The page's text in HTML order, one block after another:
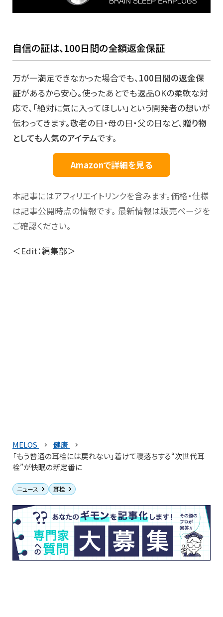
自信の証は、100日間の全額返金保証
万が一満足できなかった場合でも、100日間の返金保
証があるから安心。使ったあとでも返品OKの柔軟な対
応で、「絶対に気に入ってほしい」という開発者の想いが
伝わってきます。敬老の日・母の日・父の日など、贈り物
としても人気のアイテムです。
Amazonで詳細を見る
本記事にはアフィリエイトリンクを含みます。価格・仕様
は記事公開時点の情報です。 最新情報は販売ページを
ご確認ください。
＜Edit：編集部＞
MELOS
健康
「もう普通の耳栓には戻れない」着けて寝落ちする“次世代耳
栓”が快眠の新定番に
ニュース 耳栓